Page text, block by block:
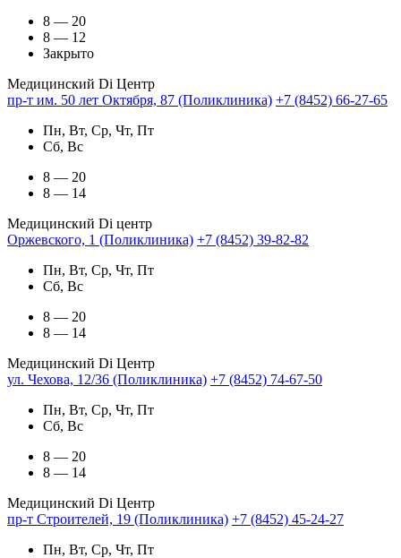
8 — 20
8 — 12
Закрыто
Медицинский Di Центр
пр-т им. 50 лет Октября, 87 (Поликлиника) +7 (8452) 66-27-65
Пн, Вт, Ср, Чт, Пт
Сб, Вс
8 — 20
8 — 14
Медицинский Di центр
Оржевского, 1 (Поликлиника) +7 (8452) 39-82-82
Пн, Вт, Ср, Чт, Пт
Сб, Вс
8 — 20
8 — 14
Медицинский Di Центр
ул. Чехова, 12/36 (Поликлиника) +7 (8452) 74-67-50
Пн, Вт, Ср, Чт, Пт
Сб, Вс
8 — 20
8 — 14
Медицинский Di Центр
пр-т Строителей, 19 (Поликлиника) +7 (8452) 45-24-27
Пн, Вт, Ср, Чт, Пт